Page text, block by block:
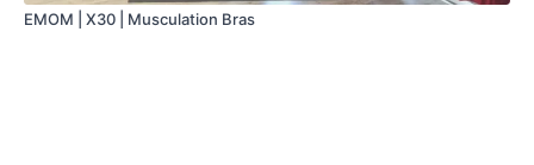
EMOM | X30 | Musculation Bras